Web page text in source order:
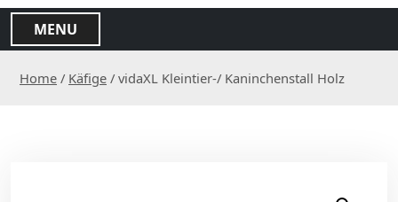
MENU
Home / Käfige / vidaXL Kleintier-/ Kaninchenstall Holz